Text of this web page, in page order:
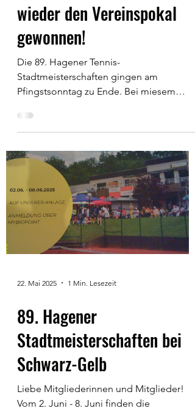
wieder den Vereinspokal
gewonnen!
Die 89. Hagener Tennis-
Stadtmeisterschaften gingen am
Pfingstsonntag zu Ende. Bei miesem
die...
22. Mai 2025 1 Min. Lesezeit
89. Hagener
Stadtmeisterschaften bei
Schwarz-Gelb
Liebe Mitgliederinnen und Mitglieder!
Vom 2. Juni - 8. Juni finden die